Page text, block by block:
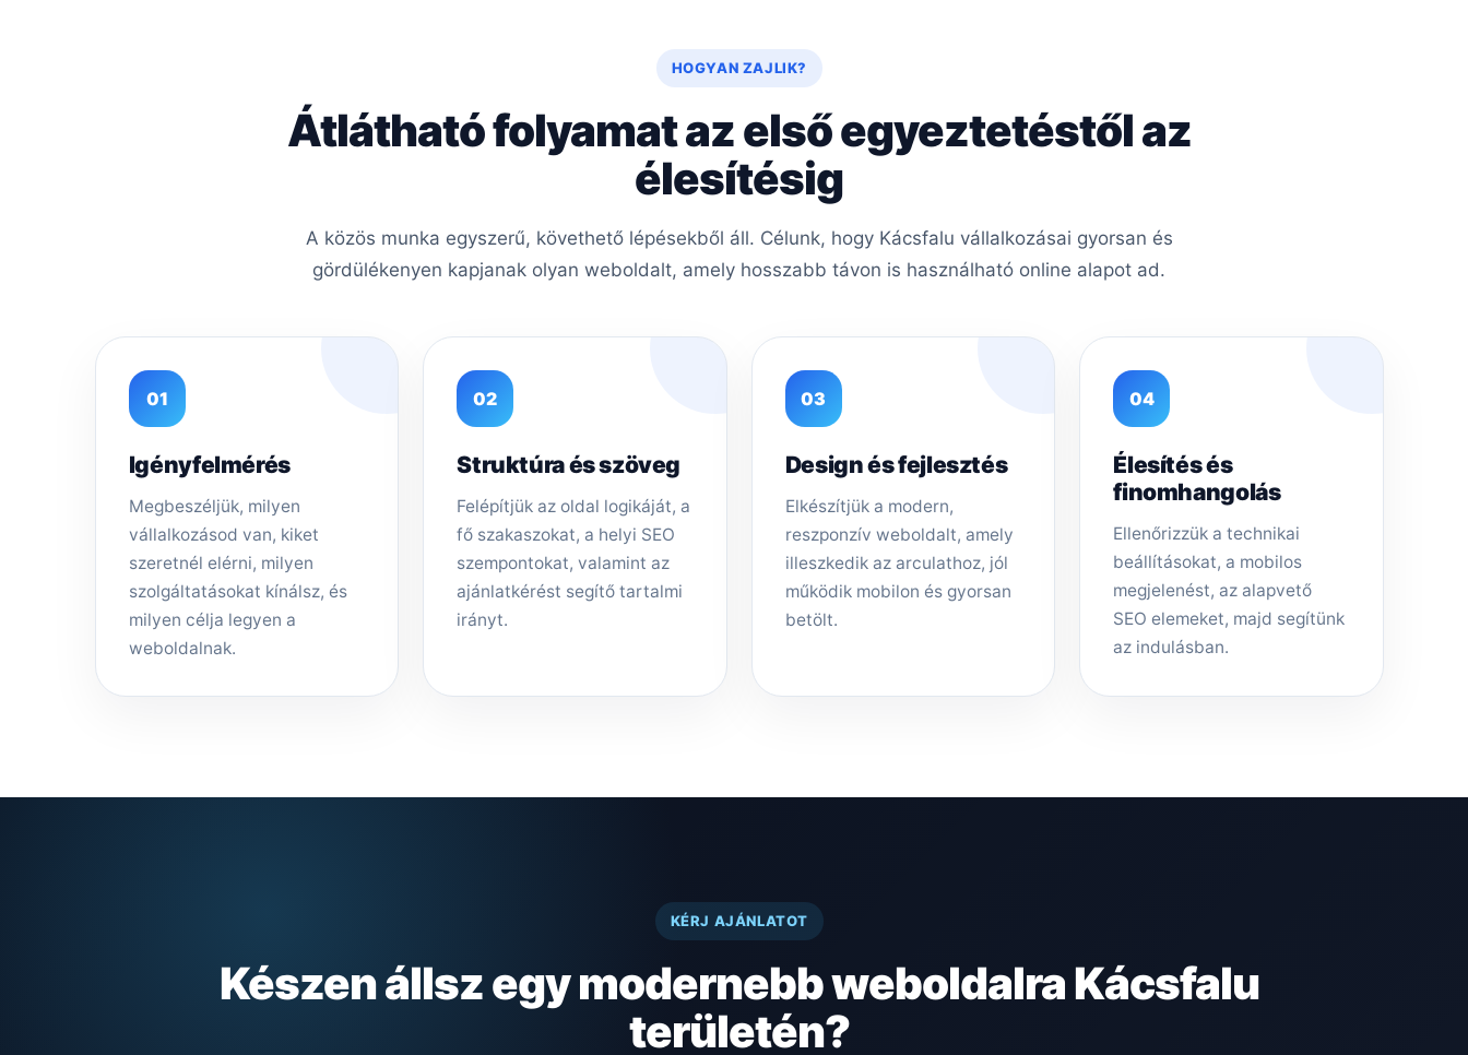
HOGYAN ZAJLIK?
Átlátható folyamat az első egyeztetéstől az
élesítésig
A közös munka egyszerű, követhető lépésekből áll. Célunk, hogy Kácsfalu vállalkozásai gyorsan és
gördülékenyen kapjanak olyan weboldalt, amely hosszabb távon is használható online alapot ad.
01
Igényfelmérés
Megbeszéljük, milyen
vállalkozásod van, kiket
szeretnél elérni, milyen
szolgáltatásokat kínálsz, és
milyen célja legyen a
weboldalnak.
02
Struktúra és szöveg
Felépítjük az oldal logikáját, a
fő szakaszokat, a helyi SEO
szempontokat, valamint az
ajánlatkérést segítő tartalmi
irányt.
03
Design és fejlesztés
Elkészítjük a modern,
reszponzív weboldalt, amely
illeszkedik az arculathoz, jól
működik mobilon és gyorsan
betölt.
04
Élesítés és
finomhangolás
Ellenőrizzük a technikai
beállításokat, a mobilos
megjelenést, az alapvető
SEO elemeket, majd segítünk
az indulásban.
KÉRJ AJÁNLATOT
Készen állsz egy modernebb weboldalra Kácsfalu
területén?